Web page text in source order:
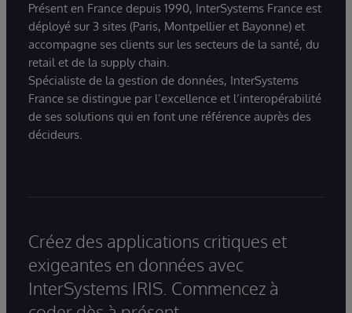
Présent en France depuis 1990, InterSystems France est
déployé sur 3 sites (Paris, Montpellier et Bayonne) et
accompagne ses clients sur les secteurs de la santé, du
retail et de la supply chain.
Spécialiste de la gestion de données, InterSystems
France se distingue par l’excellence et l’interopérabilité
de ses solutions qui en font une référence auprès des
décideurs.
Créez des applications critiques et
exigeantes en données avec
InterSystems IRIS. Commencez à